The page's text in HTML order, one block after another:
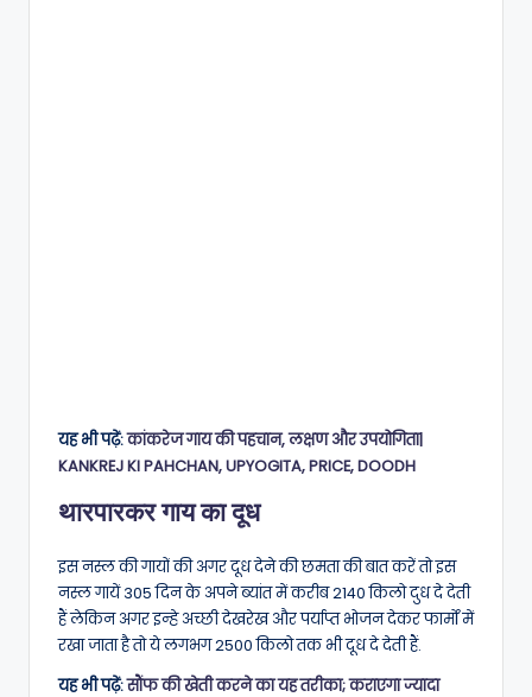
यह भी पढ़ें:कांकरेज गाय की पहचान, लक्षण और उपयोगिता|
KANKREJ KI PAHCHAN, UPYOGITA, PRICE, DOODH
थारपारकर गाय का दूध
इस नस्ल की गायों की अगर दूध देने की छमता की बात करें तो इस
नस्ल गायें 305 दिन के अपने ब्यांत में करीब 2140 किलो दुध दे देती
हैं लेकिन अगर इन्हे अच्छी देखरेख और पर्याप्त भोजन देकर फार्मों में
रखा जाता है तो ये लगभग 2500 किलो तक भी दूध दे देती हैं.
यह भी पढ़ें:सौंफ की खेती करने का यह तरीका; कराएगा ज्यादा